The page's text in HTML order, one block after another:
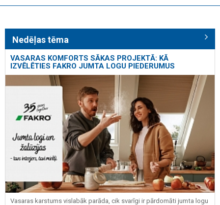
Nedēļas tēma
VASARAS KOMFORTS SĀKAS PROJEKTĀ: KĀ
IZVĒLĒTIES FAKRO JUMTA LOGU PIEDERUMUS
Vasaras karstums vislabāk parāda, cik svarīgi ir pārdomāti jumta logu